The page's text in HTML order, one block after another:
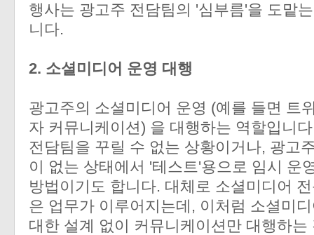
행사는 광고주 전담팀의 '심부름'을 도맡
니다.
2. 소셜미디어 운영 대행
광고주의 소셜미디어 운영 (예를 들면 트
자 커뮤니케이션) 을 대행하는 역할입니
전담팀을 꾸릴 수 없는 상황이거나, 광고
이 없는 상태에서 '테스트'용으로 임시 운
방법이기도 합니다. 대체로 소셜미디어
은 업무가 이루어지는데, 이처럼 소셜미
대한 설계 없이 커뮤니케이션만 대행하